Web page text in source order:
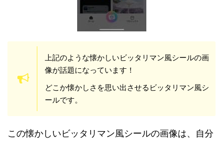
上記のような懐かしいビッタリマン風シールの画
像が話題になっています！
どこか懐かしさを思い出させるビッタリマン風シ
ールです。
この懐かしいビッタリマン風シールの画像は、自分